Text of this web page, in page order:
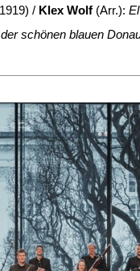
/ Klex Wolf (Arr.):
schönen blauen